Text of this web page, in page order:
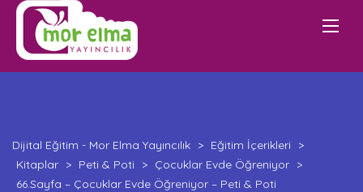
Dijital Eğitim - Mor Elma Yayıncılık > Eğitim İçerikleri
>
Kitaplar > Peti & Poti > Çocuklar Evde Öğreniyor >
66.Sayfa – Çocuklar Evde Öğreniyor – Peti & Poti